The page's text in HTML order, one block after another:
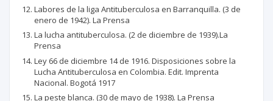
Labores de la liga Antituberculosa en Barranquilla. (3 de
enero de 1942). La Prensa
La lucha antituberculosa. (2 de diciembre de 1939).La
Prensa
Ley 66 de diciembre 14 de 1916. Disposiciones sobre la
Lucha Antituberculosa en Colombia. Edit. Imprenta
Nacional. Bogotá 1917
La peste blanca. (30 de mayo de 1938). La Prensa